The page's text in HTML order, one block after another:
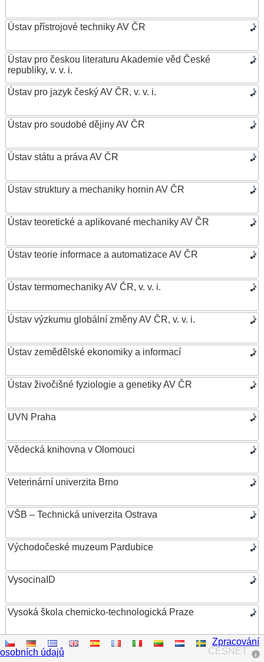
Ústav přístrojové techniky AV ČR
Ústav pro českou literaturu Akademie věd České
republiky, v. v. i.
Ústav pro jazyk český AV ČR, v. v. i.
Ústav pro soudobé dějiny AV ČR
Ústav státu a práva AV ČR
Ústav struktury a mechaniky hornin AV ČR
Ústav teoretické a aplikované mechaniky AV ČR
Ústav teorie informace a automatizace AV ČR
Ústav termomechaniky AV ČR, v. v. i.
Ústav výzkumu globální změny AV ČR, v. v. i.
Ústav zemědělské ekonomiky a informací
Ústav živočišné fyziologie a genetiky AV ČR
UVN Praha
Vědecká knihovna v Olomouci
Veterinární univerzita Brno
VŠB – Technická univerzita Ostrava
Východočeské muzeum Pardubice
VysocinaID
Vysoká škola chemicko-technologická Praze
Vysoká škola ekonomická v Praze
CESNET
Zpracování
osobních údajů